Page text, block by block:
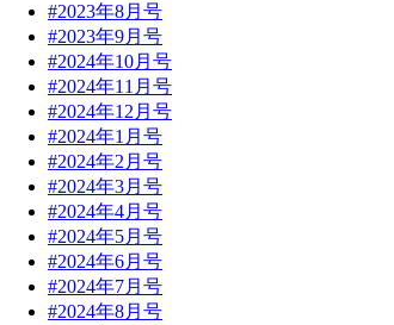
#2023年8月号
#2023年9月号
#2024年10月号
#2024年11月号
#2024年12月号
#2024年1月号
#2024年2月号
#2024年3月号
#2024年4月号
#2024年5月号
#2024年6月号
#2024年7月号
#2024年8月号